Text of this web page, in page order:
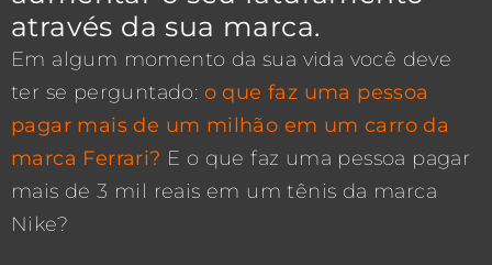
através da sua marca.
Em algum momento da sua vida você deve
ter se perguntado: o que faz uma pessoa
pagar mais de um milhão em um carro da
marca Ferrari? E o que faz uma pessoa pagar
mais de 3 mil reais em um tênis da marca
Nike?